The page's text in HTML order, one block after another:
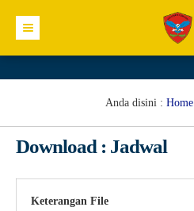
Sambutan Kepala Sekolah
Sejarah Sekolah
GTK
Kurikulum
Anda disini : Home
Download : Jadwal
Keterangan File